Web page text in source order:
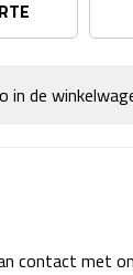
in de
contact met